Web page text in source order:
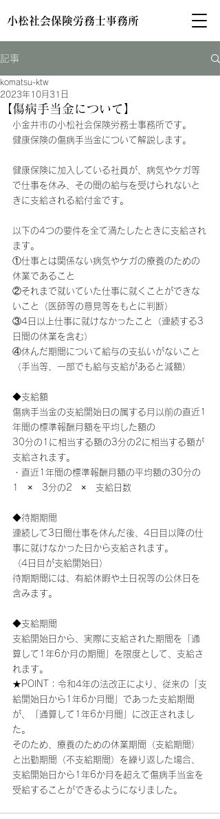
小松社会保険労務士事務所
記事
【傷病手当金について】
komatsu-ktw
2023年10月31日
小金井市の小松社会保険労務士事務所です。
健康保険の傷病手当金について解説します。
健康保険に加入している社員が、病気やケガ等
で仕事を休み、その間の給与を受けられないと
きに支給される給付金です。
以下の4つの要件を全て満たしたときに支給され
ます。
①仕事とは関係ない病気やケガの療養のための
休業であること
②それまで就いていた仕事に就くことができな
いこと（医師等の意見等をもとに判断）
③4日以上仕事に就けなかったこと（連続する3
日間の休業を含む）
④休んだ期間について給与の支払いがないこと
（手当等、一部でも給与支給があると減額）
◆支給額
傷病手当金の支給開始日の属する月以前の直近1
年間の標準報酬月額を平均した額の
30分の1に相当する額の3分の2に相当する額が
支給されます。
・直近1年間の標準報酬月額の平均額の30分の
1　×　3分の2　×　支給日数
◆待期期間
連続して3日間仕事を休んだ後、4日目以降の仕
事に就けなかった日から支給されます。
（4日目が支給開始日）
待期期間には、有給休暇や土日祝等の公休日を
含みます。
◆支給期間
支給開始日から、実際に支給された期間を「通
算して1年6か月の期間」を限度として、支給さ
れます。
★POINT：令和4年の法改正により、従来の「支
給開始日から1年6か月間」であった支給期間
が、「通算して1年6か月間」に改正されまし
た。
そのため、療養のための休業期間（支給期間）
と出勤期間（不支給期間）を繰り返した場合、
支給開始日から1年6か月を超えて傷病手当金を
受給することができるようになりました。